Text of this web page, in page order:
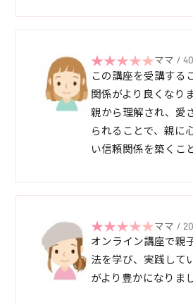
ママ /
この講座を受講する
関係がより良くなり
親から理解され、愛
られることで、親に
い信頼関係を築くこ
ママ /
オンライン講座で親
法を学び、実践して
がより豊かになりま